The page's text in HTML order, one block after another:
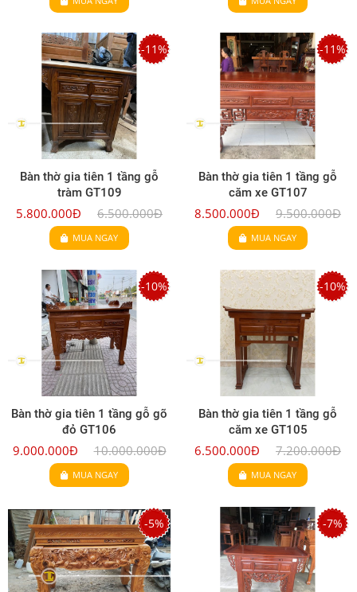
-11%
Bàn thờ gia tiên 1 tầng gỗ
tràm GT109
5.800.000Đ 6.500.000Đ
MUA NGAY
-11%
Bàn thờ gia tiên 1 tầng gỗ
căm xe GT107
8.500.000Đ 9.500.000Đ
MUA NGAY
-10%
Bàn thờ gia tiên 1 tầng gỗ gõ
đỏ GT106
9.000.000Đ 10.000.000Đ
MUA NGAY
-10%
Bàn thờ gia tiên 1 tầng gỗ
căm xe GT105
6.500.000Đ 7.200.000Đ
MUA NGAY
-5% -7%